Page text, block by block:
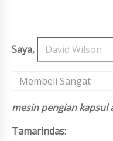
Saya,
Membeli Sangat
mesin pengian kapsul
Tamarindas: